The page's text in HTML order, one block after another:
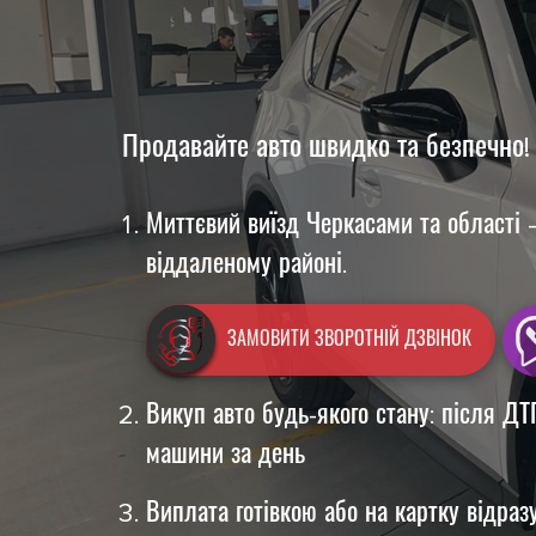
Продавайте авто швидко та безпечно!
Миттєвий виїзд Черкасами та
віддаленому районі.
ЗАМОВИТИ ЗВОРОТНІЙ ДЗВІНОК
Викуп авто будь-якого стану: після
машини за день
Виплата готівкою або на картку